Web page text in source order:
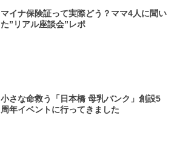
マイナ保険証って実際どう？ママ4人に聞い
た”リアル座談会”レポ
小さな命救う「日本橋 母乳バンク」創設5
周年イベントに行ってきました